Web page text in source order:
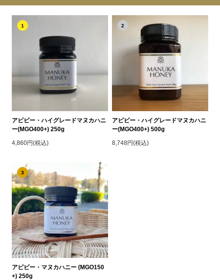
1
アピビー・ハイグレードマヌカハニ
ー(MGO400+) 250g
4,860円(税込)
2
アピビー・ハイグレードマヌカハニ
ー(MGO400+) 500g
8,748円(税込)
3
アピビー・マヌカハニー (MGO150
+) 250g